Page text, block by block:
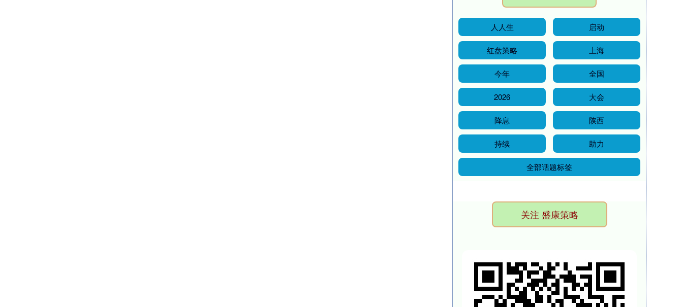
人人生 启动
红盘策略 上海
今年 全国
2026 大会
降息 陕西
持续 助力
全部话题标签
关注 盛康策略